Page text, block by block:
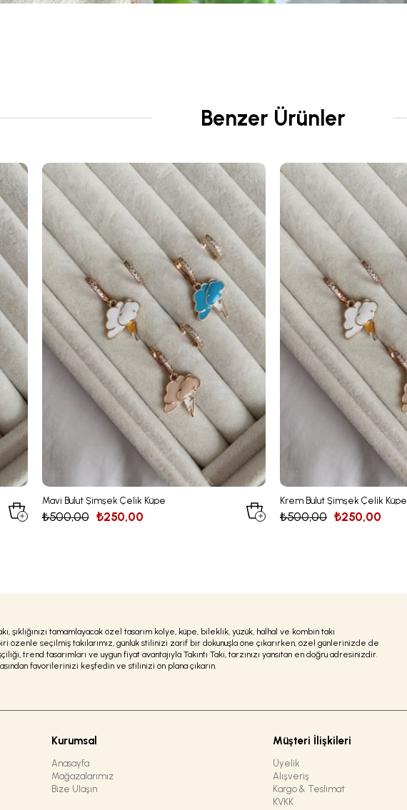
Benzer Ürünler
Mavi Bulut Şimşek Çelik Küpe
₺250,00
₺500,00
Krem Bulut Şimşek Çelik Küpe
₺250,00
₺500,00
şıklığınızı tamamlayacak özel tasarım kolye, küpe, bileklik, yüzük, halhal ve kombin takı
seçilmiş takılarımız, günlük stilinizi zarif bir dokunuşla öne çıkarırken, özel günlerinizde de
trend tasarımları ve uygun fiyat avantajıyla Takıntı Takı, tarzınızı yansıtan en doğru adresinizdir.
favorilerinizi keşfedin ve stilinizi ön plana çıkarın.
Kurumsal
Anasayfa
Mağazalarımız
Bize Ulaşın
Müşteri İlişkileri
Üyelik
Alışveriş
Kargo & Teslimat
KVKK